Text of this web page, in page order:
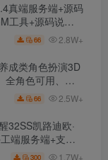
真端服务端+源码
工具+源码说明
66 2.8W+
成类角色扮演3D
全角色可用、无
66 2.5W+
32SS凯路迪欧·
端服务端+支付
台+GM授权后台
300 1.7W+